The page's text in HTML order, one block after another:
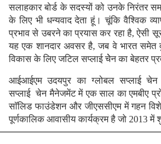
सलाहकार बोर्ड के सदस्यों को उनके निरंतर
के लिए भी धन्यवाद देता हूं। चूंकि वैश्विक
प्रभाव से उबरने का प्रयास कर रहा है, ऐसी
यह एक शानदार अवसर है, जब वे भारत समेत
विकास के लिए जटिल सप्लाई चेेन का बेहतर
आईआईएम उदयपुर का ग्लोबल सप्लाई चेन
सप्लाई चेन मैनेजमेंट में एक साल का एमबीए
साॅलिड फाउंडेशन और जीएससीएम में गहन
पूर्णकालिक आवासीय कार्यक्रम है जो 2013